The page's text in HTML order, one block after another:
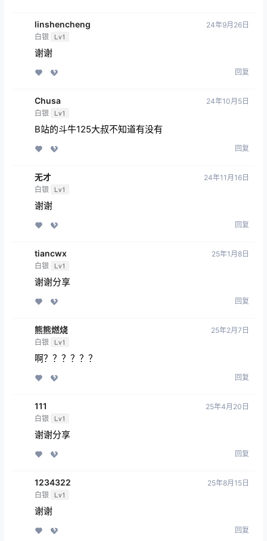
linshencheng
白银 Lv1
24年9月26日
谢谢
回复
Chusa
白银 Lv1
24年10月5日
B站的斗牛125大叔不知道有没有
回复
无才
白银 Lv1
24年11月16日
谢谢
回复
tiancwx
白银 Lv1
25年1月8日
谢谢分享
回复
熊熊燃烧
白银 Lv1
25年2月7日
啊？？？？？？
回复
111
白银 Lv1
25年4月20日
谢谢分享
回复
1234322
白银 Lv1
25年8月15日
谢谢
回复